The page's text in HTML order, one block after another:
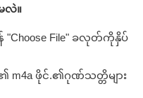
လဲ။
"Choose File" ခလုတ်ကိုနှိပ်
ဖိုင်.၏ဂုဏ်သတ္တိများ